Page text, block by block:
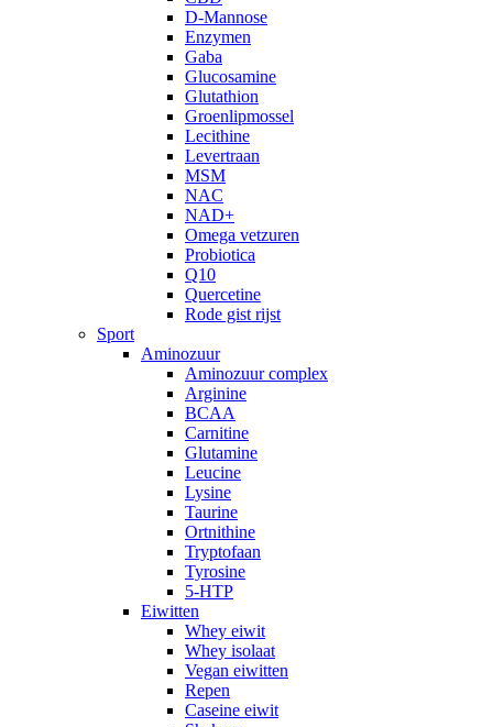
D-Mannose
Enzymen
Gaba
Glucosamine
Glutathion
Groenlipmossel
Lecithine
Levertraan
MSM
NAC
NAD+
Omega vetzuren
Probiotica
Q10
Quercetine
Rode gist rijst
Sport
Aminozuur
Aminozuur complex
Arginine
BCAA
Carnitine
Glutamine
Leucine
Lysine
Taurine
Ortnithine
Tryptofaan
Tyrosine
5-HTP
Eiwitten
Whey eiwit
Whey isolaat
Vegan eiwitten
Repen
Caseine eiwit